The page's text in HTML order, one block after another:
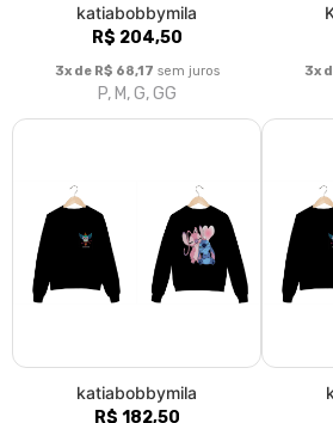
katiabobbymila
R$ 204,50
3x de R$ 68,17 sem juros
P, M, G, GG
3x
katiabobbymila
R$ 182,50